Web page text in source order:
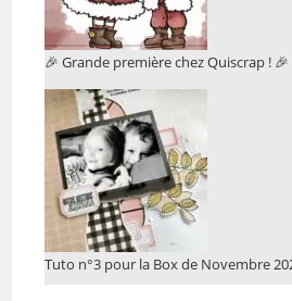
🎉 Grande première chez Quiscrap ! 🎉
Tuto n°3 pour la Box de Novembre